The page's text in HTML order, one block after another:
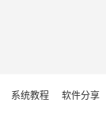
系统教程 软件分享